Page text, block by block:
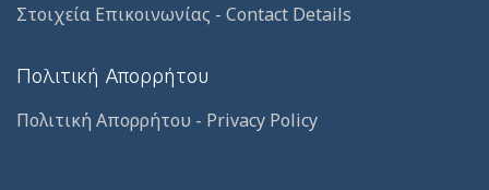
Στοιχεία Επικοινωνίας - Contact Details
Πολιτική Απορρήτου
Πολιτική Απορρήτου - Privacy Policy